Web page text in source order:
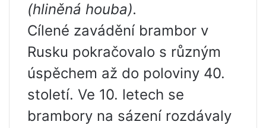
(hliněná houba).
Cílené zavádění brambor v
Rusku pokračovalo s různým
úspěchem až do poloviny 40.
století. Ve 10. letech se
brambory na sázení rozdávaly